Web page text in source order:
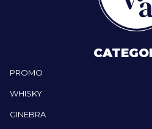
PROMO
WHISKY
GINEBRA